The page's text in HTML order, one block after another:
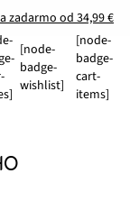
zadarmo od 34,99 €
[node-
badge-
wishlist]
[node-
badge-
cart-
items]